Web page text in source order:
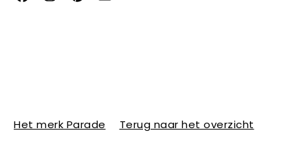
Het merk Parade Terug naar het overzicht